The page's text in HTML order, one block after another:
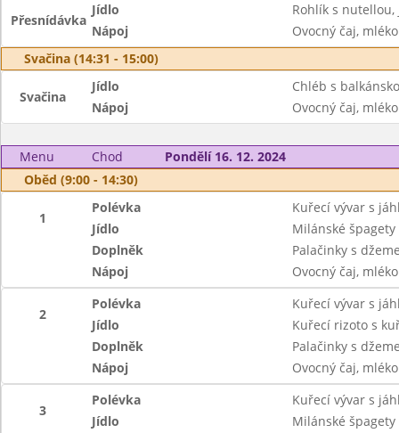
Přesnídávka
Jídlo
Rohlík s nutellou,
Nápoj
Ovocný čaj, mléko
Svačina (14:31 - 15:00)
Svačina
Jídlo
Chléb s
Nápoj
Ovocný čaj, mléko
Menu Chod
Pondělí 16. 12. 2024
Oběd (9:00 - 14:30)
1
Polévka
Kuřecí vývar s
Jídlo
Milánské
Doplněk
Palačinky s
Nápoj
Ovocný čaj, mléko
2
Polévka
Kuřecí vývar s
Jídlo
Kuřecí rizoto s
Doplněk
Palačinky s
Nápoj
Ovocný čaj, mléko
3
Polévka
Kuřecí vývar s
Jídlo
Milánské